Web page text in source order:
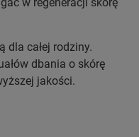
dla całej rodziny.
dbania o skórę
jakości.